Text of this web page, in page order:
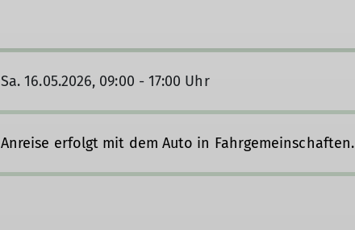
Sa. 16.05.2026, 09:00 - 17:00 Uhr
Anreise erfolgt mit dem Auto in Fahrgemeinschaften.